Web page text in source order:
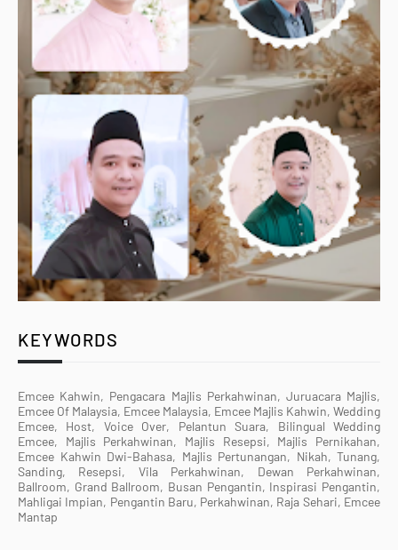
KEYWORDS
Emcee Kahwin, Pengacara Majlis Perkahwinan, Juruacara Majlis,
Emcee Of Malaysia, Emcee Malaysia, Emcee Majlis Kahwin, Wedding
Emcee, Host, Voice Over, Pelantun Suara, Bilingual Wedding
Emcee, Majlis Perkahwinan, Majlis Resepsi, Majlis Pernikahan,
Emcee Kahwin Dwi-Bahasa, Majlis Pertunangan, Nikah, Tunang,
Sanding, Resepsi, Vila Perkahwinan, Dewan Perkahwinan,
Ballroom, Grand Ballroom, Busan Pengantin, Inspirasi Pengantin,
Mahligai Impian, Pengantin Baru, Perkahwinan, Raja Sehari, Emcee
Mantap